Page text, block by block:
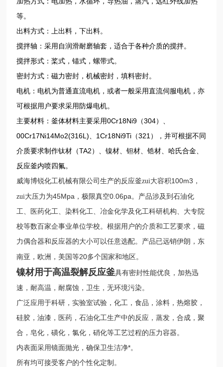
等。
出料方式：上出料，下出料。
搅拌轴：采用自润滑耐磨轴套，适合于各种介质的搅拌。
搅拌形式：桨式，锚式，螺带式。
密封方式：磁力密封，机械密封，填料密封。
电机：电机为普通直流电机，或者一般采用直流伺服电机，亦
可根据用户要求采用防爆电机。
主要材料：釜体材料主要采用0Cr18Ni9（304）、
00Cr17Ni14Mo2(316L)、1Cr18Ni9Ti（321），并可根据不同
介质要求制作钛材（TA2）、镍材、钽材、锆材、哈氏合金、
反应釜内喷四氟。
威海博锐化工机械有限公司生产的反应釜zui大容积100m3 ，
zui大压力为45Mpa ，极限真空0.06pa 。产品涉及到石油化
工、医药化工、染料化工、冶金化学及化工科研机构、大专院
校等数百家企事业单位学校。根据用户的介质和工艺要求，磁
力偶合器和反应器的大小可以任意选配。产品已远销伊朗，东
南亚，欧洲，美国等20多个国家和地区。
镍材用于高温裂解反应釜具有密封性能优良，加热迅
速，耐高温，耐腐蚀，卫生，无环境污染。
广泛应用于科研，实验室试验，化工，食品，涂料，热熔胶，
硅胶，油漆，医药，石油化工生产中的反应，蒸发，合成，聚
合，皂化，磺化，氯化，硝化等工艺过程的压力容器。
内表面采用镜面抛光，确保卫生洁净*。
所有均可接受客户的个性化定制。